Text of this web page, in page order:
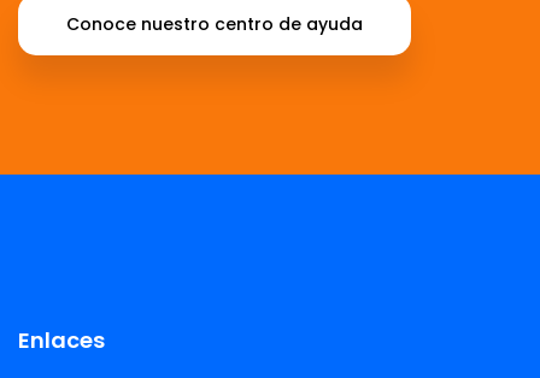
Conoce nuestro centro de ayuda
Enlaces